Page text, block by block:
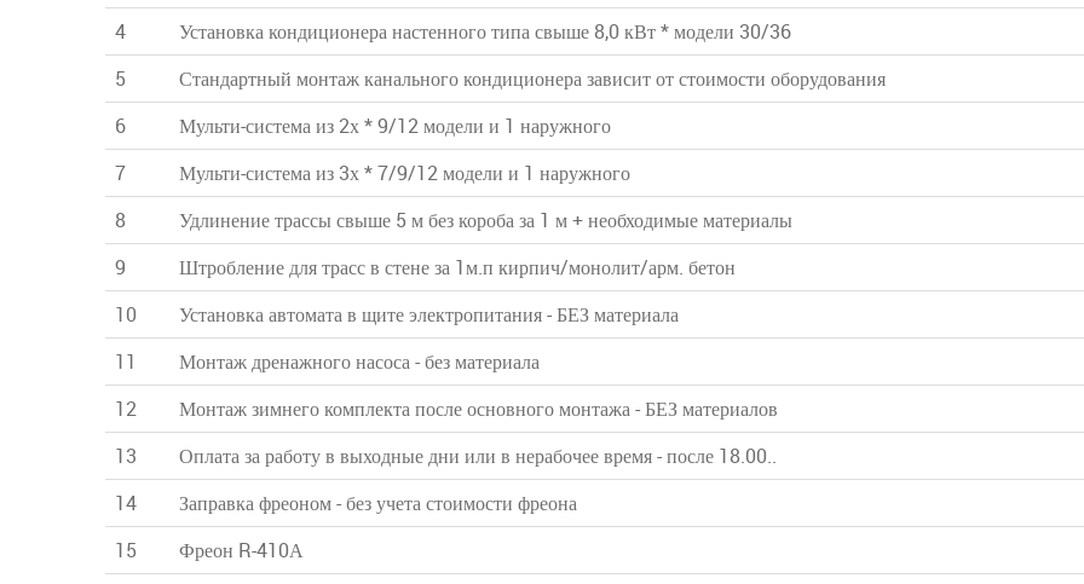
4
Установка кондиционера настенного типа свыше 8,0 кВт * модели 30/36
5
Стандартный монтаж канального кондиционера зависит от стоимости оборудования
6
Мульти-система из 2х * 9/12 модели и 1 наружного
7
Мульти-система из 3х * 7/9/12 модели и 1 наружного
8
Удлинение трассы свыше 5 м без короба за 1 м + необходимые материалы
9
Штробление для трасс в стене за 1м.п кирпич/монолит/арм. бетон
10
Установка автомата в щите электропитания - БЕЗ материала
11
Монтаж дренажного насоса - без материала
12
Монтаж зимнего комплекта после основного монтажа - БЕЗ материалов
13
Оплата за работу в выходные дни или в нерабочее время - после 18.00..
14
Заправка фреоном - без учета стоимости фреона
15
Фреон R-410А